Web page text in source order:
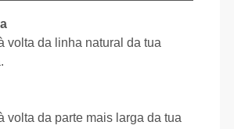
volta da linha natural da tua
volta da parte mais larga da tua